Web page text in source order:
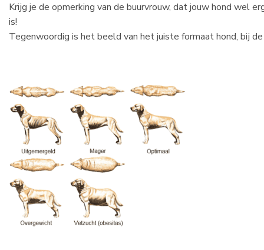
Krijg je de opmerking van de buurvrouw, dat jouw hond wel
is!
Tegenwoordig is het beeld van het juiste formaat hond, bij